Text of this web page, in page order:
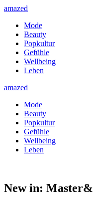
amazed
Mode
Beauty
Popkultur
Gefühle
Wellbeing
Leben
amazed
Mode
Beauty
Popkultur
Gefühle
Wellbeing
Leben
New in: